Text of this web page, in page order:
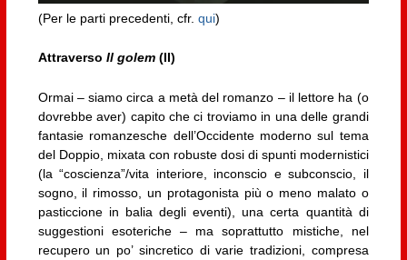
(Per le parti precedenti, cfr. qui)
Attraverso Il golem (II)
Ormai – siamo circa a metà del romanzo – il lettore ha (o
dovrebbe aver) capito che ci troviamo in una delle grandi
fantasie romanzesche dell’Occidente moderno sul tema
del Doppio, mixata con robuste dosi di spunti modernistici
(la “coscienza”/vita interiore, inconscio e subconscio, il
sogno, il rimosso, un protagonista più o meno malato o
pasticcione in balia degli eventi), una certa quantità di
suggestioni esoteriche – ma soprattutto mistiche, nel
recupero un po’ sincretico di varie tradizioni, compresa